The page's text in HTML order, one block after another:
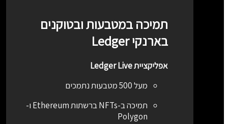
תמיכה במטבעות ובטוקנים
בארנקי Ledger
אפליקציית Ledger Live
מעל 500 מטבעות נתמכים
תמיכה ב-NFTs ברשתות Ethereum ו-
Polygon